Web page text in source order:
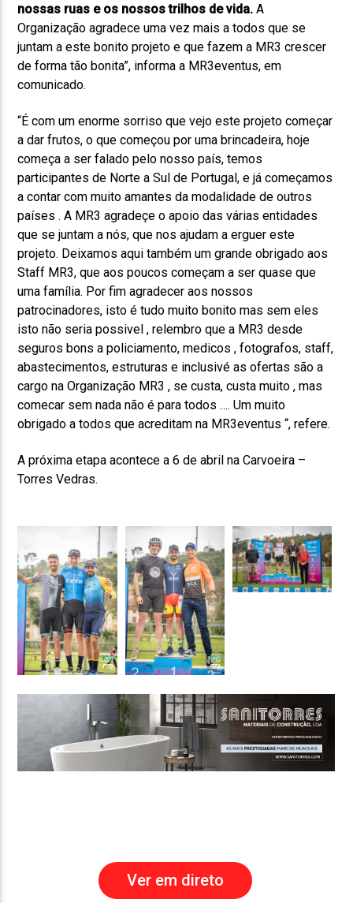
nossas ruas e os nossos trilhos de vida. A
Organização agradece uma vez mais a todos que se
juntam a este bonito projeto e que fazem a MR3 crescer
de forma tão bonita”, informa a MR3eventus, em
comunicado.
“É com um enorme sorriso que vejo este projeto começar
a dar frutos, o que começou por uma brincadeira, hoje
começa a ser falado pelo nosso país, temos
participantes de Norte a Sul de Portugal, e já começamos
a contar com muito amantes da modalidade de outros
países . A MR3 agradeçe o apoio das várias entidades
que se juntam a nós, que nos ajudam a erguer este
projeto. Deixamos aqui também um grande obrigado aos
Staff MR3, que aos poucos começam a ser quase que
uma família. Por fim agradecer aos nossos
patrocinadores, isto é tudo muito bonito mas sem eles
isto não seria possivel , relembro que a MR3 desde
seguros bons a policiamento, medicos , fotografos, staff,
abastecimentos, estruturas e inclusivé as ofertas são a
cargo na Organização MR3 , se custa, custa muito , mas
comecar sem nada não é para todos …. Um muito
obrigado a todos que acreditam na MR3eventus “, refere.
A próxima etapa acontece a 6 de abril na Carvoeira –
Torres Vedras.
Ver em direto